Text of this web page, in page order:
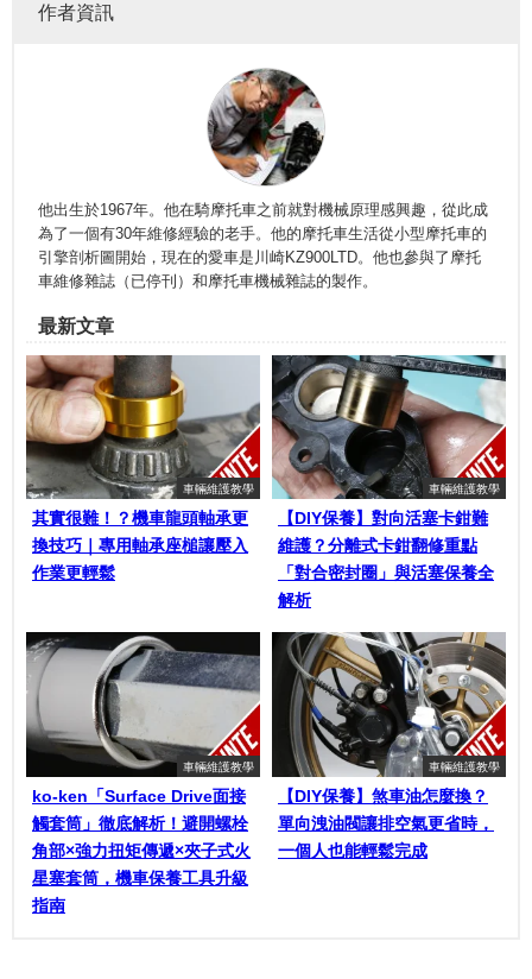
作者資訊
他出生於1967年。他在騎摩托車之前就對機械原理感興趣，從此成
為了一個有30年維修經驗的老手。他的摩托車生活從小型摩托車的
引擎剖析圖開始，現在的愛車是川崎KZ900LTD。他也參與了摩托
車維修雜誌（已停刊）和摩托車機械雜誌的製作。
最新文章
車輛維護教學
其實很難！？機車龍頭軸承更
換技巧｜專用軸承座槌讓壓入
作業更輕鬆
車輛維護教學
【DIY保養】對向活塞卡鉗難
維護？分離式卡鉗翻修重點
「對合密封圈」與活塞保養全
解析
車輛維護教學
ko-ken「Surface Drive面接
觸套筒」徹底解析！避開螺栓
角部×強力扭矩傳遞×夾子式火
星塞套筒，機車保養工具升級
指南
車輛維護教學
【DIY保養】煞車油怎麼換？
單向洩油閥讓排空氣更省時，
一個人也能輕鬆完成